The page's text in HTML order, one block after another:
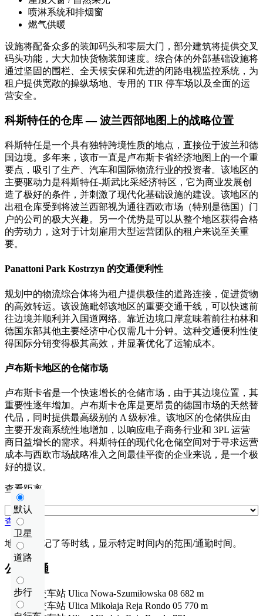
喷淋系统和排烟窗
燃气供暖
设施将配备众多的装卸码头和零层大门，部分建筑将提供交叉
码头功能，大大加快货物装卸速度。综合体的外部基础设施将
通过坚固的围栏、全天候安保和先进的闭路电视监控系统，为
租户提供宽敞的操纵场地、专用的 TIR 停车场以及全面的运
营安全。
科斯特任的仓库 — 波兰西部地图上的战略位置
科斯特任是一个具有独特跨境性质的地点，直接位于波兰和德
国边境。多年来，该市一直是卢布斯卡省经济地图上的一个重
要点，吸引了生产、汽车和国际物流行业的投资者。该地区的
主要驱动力是科斯特任-斯武比采经济特区，它为商业发展创
造了极好的条件，并刺激了现代化基础设施的建设。该地区的
出租仓库受到将波兰西部视为通往西欧市场（特别是德国）门
户的公司的极大兴趣。另一个优势是可以从整个地区获得合格
的劳动力，这对于计划雇用大型运营团队的租户来说至关重
要。
Panattoni Park Kostrzyn 的交通便利性
规划中的物流综合体将为租户提供极佳的道路连接，促进货物
的高效转运。该设施毗邻该地区的重要交通干线，可以快速前
往边境并顺利并入国道网络。靠近边境口岸意味着前往柏林和
德国东部其他主要经济中心仅需几十分钟。这种交通便利性使
得国际分销变得极其高效，并显著优化了运输成本。
卢布斯卡地区的仓储市场
卢布斯卡省是一个快速增长的仓储市场，由于其边境位置，其
重要性逐年增加。卢布斯卡仓库是更昂贵的德国市场的天然替
代品，同时提供最高级别的 A 级标准。该地区的仓储供应由
主要开发商系统性地增加，以响应电子商务行业和 3PL 运营
商日益增长的需求。科斯特任的现代化仓储空间对于寻求运营
成本与西欧市场战略准入之间最佳平衡的企业来说，是一个极
好的提议。
默认
卫星
道路
步行
查看距离
查看距离
地图上标记了等时线，显示特定时间内的范围/通勤时间。
公共交通
公交车站 Ulica Nowa-Szumiłowska 08 682 m
公交车站 Ulica Mikołaja Reja Rondo 05 770 m